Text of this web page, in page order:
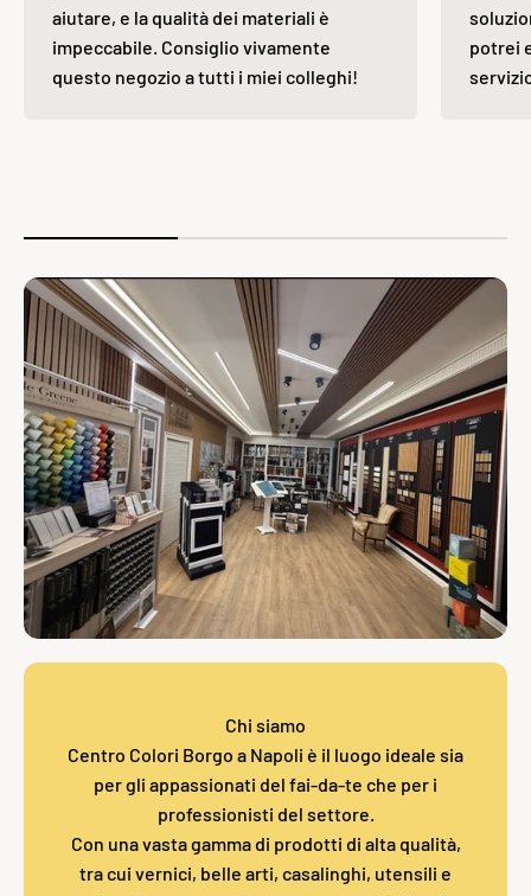
aiutare, e la qualità dei materiali è
impeccabile. Consiglio vivamente
questo negozio a tutti i miei colleghi!
potrei
Chi siamo
Centro Colori Borgo a Napoli è il luogo ideale sia
per gli appassionati del fai-da-te che per i
professionisti del settore.
Con una vasta gamma di prodotti di alta qualità,
tra cui vernici, belle arti, casalinghi, utensili e